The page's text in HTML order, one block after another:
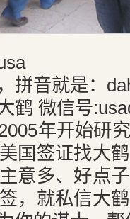
拼音就是：
鹤 微信号
年开始研
国签证找大
意多、好点
，就私信大